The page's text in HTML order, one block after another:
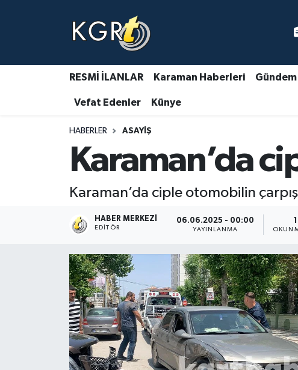
RESMİ İLANLAR Karaman Haberleri
Vefat Edenler Künye
HABERLER ASAYIŞ
Karaman’da
Karaman’da ciple otomobilin
HABER MERKEZI
EDITÖR
06.06.2025 - 00:00
YAYINLANMA
Karaman Haberleri
Gündem Haberleri
Güncel Haberler
Asayiş Haberleri
Ulusal Haberler
Vefat Edenler